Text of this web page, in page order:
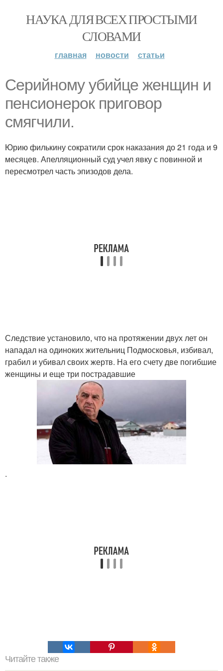
НАУКА ДЛЯ ВСЕХ ПРОСТЫМИ
СЛОВАМИ
главная новости статьи
Серийному убийце женщин и
пенсионерок приговор
смягчили.
Юрию филькину сократили срок наказания до 21 года и 9
месяцев. Апелляционный суд учел явку с повинной и
пересмотрел часть эпизодов дела.
Следствие установило, что на протяжении двух лет он
нападал на одиноких жительниц Подмосковья, избивал,
грабил и убивал своих жертв. На его счету две погибшие
женщины и еще три пострадавшие
.
Читайте также